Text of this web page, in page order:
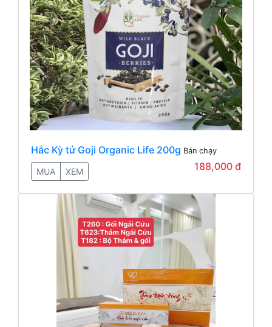
Hắc Kỳ tử Goji Organic Life 200g Bán chạy
MUA XEM 188,000 đ